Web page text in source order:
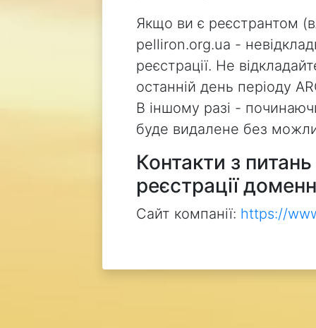
Якщо ви є реєстрантом
pelliron.org.ua -
реєстрації. Не
останній день періоду
В іншому разі -
буде видалене без
Контакти з
реєстрації
Сайт компанії: https://